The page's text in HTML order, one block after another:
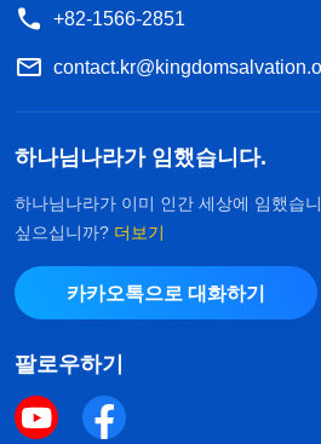
하나님께서 말씀하셨습니다. 『
지를 운명과 맞서 싸우는 데에
게 오가는 데 다 써 버린다. 사
들이라 생각한다. 모두가 운
의 가치와 의미는 무엇인가’
은 자신에게 주어진 나날이 얼
좇다가 젊음을 보낸다. 머리
+82-1566-2851
하나님나라가 임했습니다.
하나님나라가 이미 인간 세상에 임했습
싶으십니까? 더보기
카카오톡으로 대화하기
팔로우하기